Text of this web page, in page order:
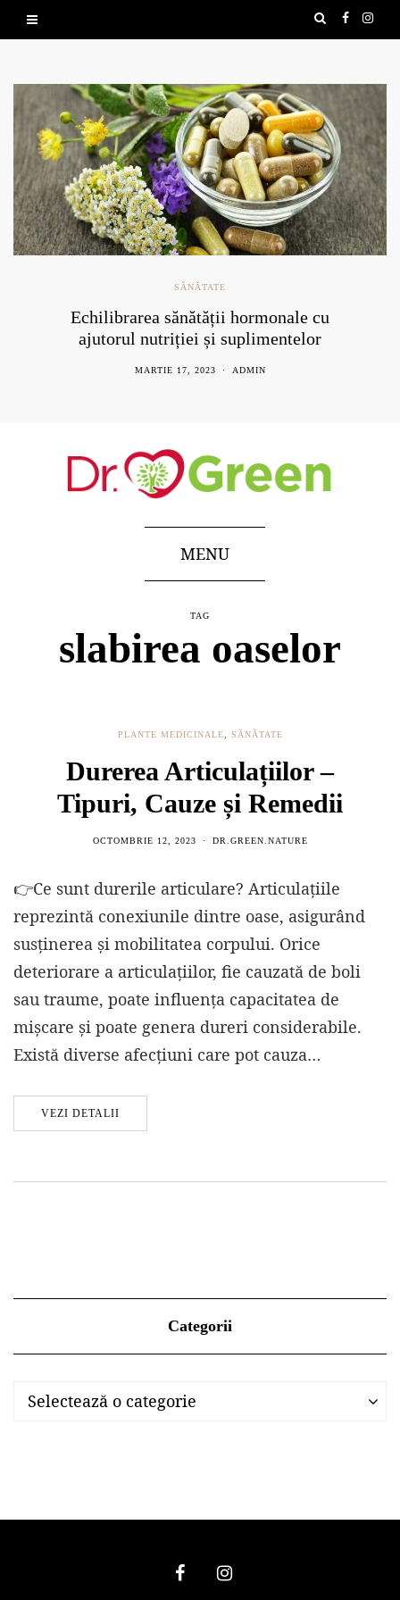
SĂNĂTATE
Echilibrarea sănătății hormonale cu
ajutorul nutriției și suplimentelor
MARTIE 17, 2023 ADMIN
MENU
TAG
slabirea oaselor
PLANTE MEDICINALE SĂNĂTATE
Durerea Articulațiilor –
Tipuri, Cauze și Remedii
OCTOMBRIE 12, 2023 DR.GREEN.NATURE
👉Ce sunt durerile articulare? Articulațiile
reprezintă conexiunile dintre oase, asigurând
susținerea și mobilitatea corpului. Orice
deteriorare a articulațiilor, fie cauzată de boli
sau traume, poate influența capacitatea de
mișcare și poate genera dureri considerabile.
Există diverse afecțiuni care pot cauza…
VEZI DETALII
Categorii
Categorii
Selectează o categorie
Categorii